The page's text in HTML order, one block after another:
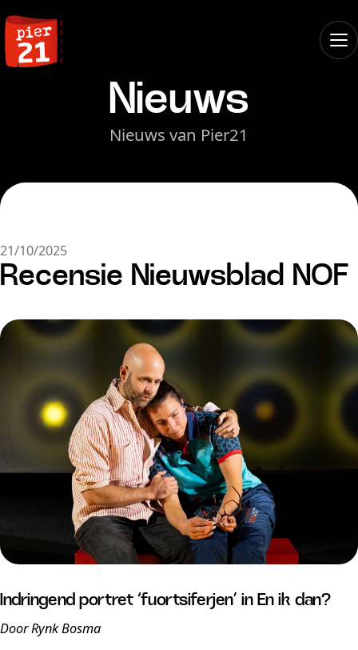
Nieuws
Nieuws van Pier21
21/10/2025
Recensie Nieuwsblad NOF
Indringend portret ‘fuortsiferjen’ in En ik dan?
Door Rynk Bosma